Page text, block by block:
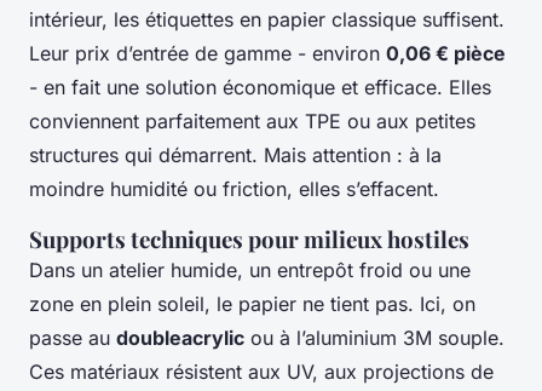
intérieur, les étiquettes en papier classique suffisent.
Leur prix d’entrée de gamme - environ 0,06 € pièce
- en fait une solution économique et efficace. Elles
conviennent parfaitement aux TPE ou aux petites
structures qui démarrent. Mais attention : à la
moindre humidité ou friction, elles s’effacent.
Supports techniques pour milieux hostiles
Dans un atelier humide, un entrepôt froid ou une
zone en plein soleil, le papier ne tient pas. Ici, on
passe au doubleacrylic ou à l’aluminium 3M souple.
Ces matériaux résistent aux UV, aux projections de